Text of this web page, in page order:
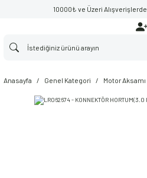
10000₺ ve Üzeri Alışverişlerde
Anasayfa Genel Kategori Motor Aksamı